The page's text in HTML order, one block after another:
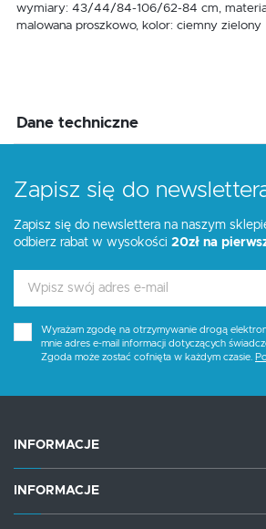
wymiary: 43/44/84-106/62-84 cm,
malowana proszkowo, kolor: ciemny zielony
Dane techniczne
Zapisz się do
Zapisz się do newslettera na naszym
odbierz rabat w wysokości 20zł na
Wyrażam zgodę na otrzymywanie drogą
mnie adres e-mail informacji dotyczących
Zgoda może zostać cofnięta w każdym czasie.
INFORMACJE
INFORMACJE